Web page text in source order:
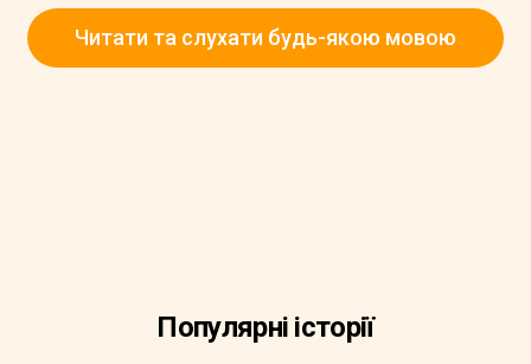
Читати та слухати будь-якою мовою
Популярні історії